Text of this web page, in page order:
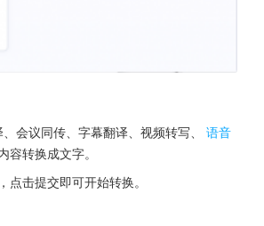
会议同传、字幕翻译、视频转写、
语音
转换成文字。
击提交即可开始转换。